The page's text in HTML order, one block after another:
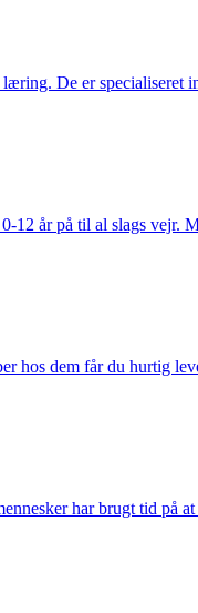
De er specialiseret
år på til al slags vejr.
hos dem får du hurtig
har brugt tid på